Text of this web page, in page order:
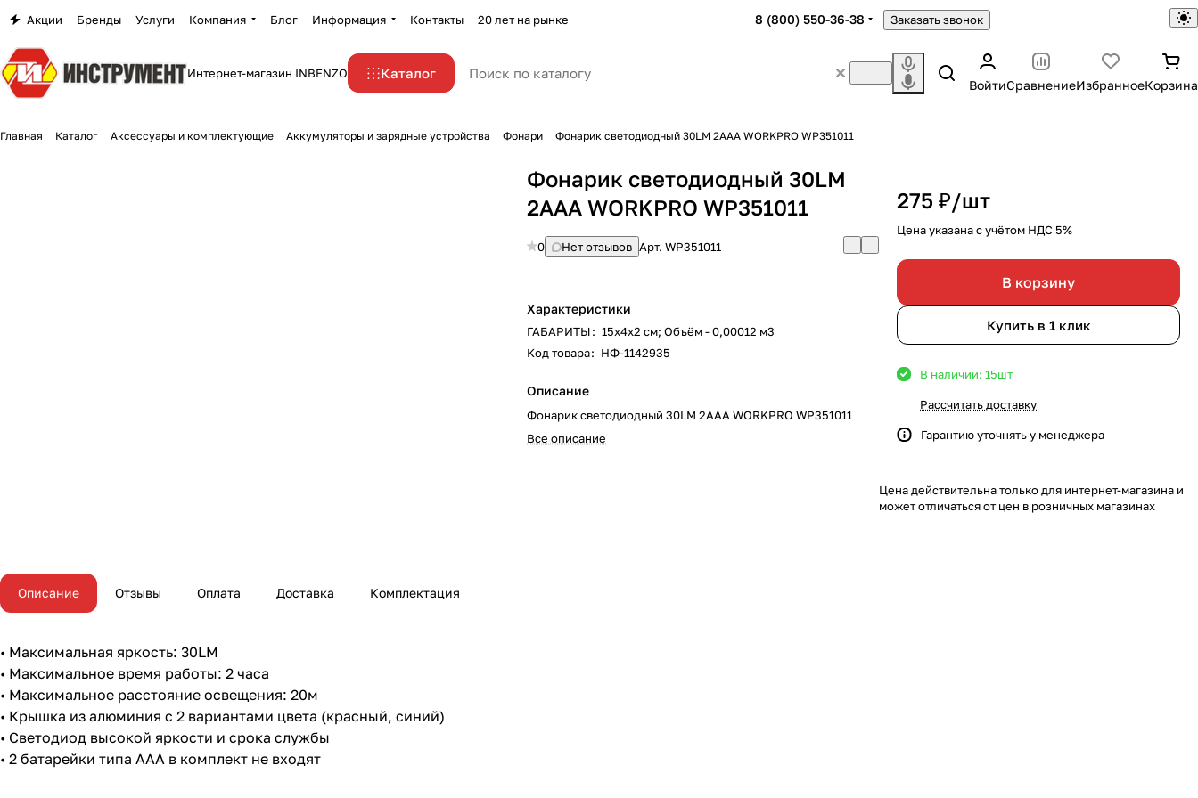
Акции Бренды Услуги Компания Блог Информация Контакты 20 лет на рынке 8 (800) 550-36-38 Заказать звонок
Интернет-магазин INBENZO Каталог
ВойтиСравнениеИзбранноеКорзина
Главная Каталог Аксессуары и комплектующие Аккумуляторы и зарядные устройства Фонари Фонарик светодиодный 30LM 2ААА WORKPRO WP351011
Фонарик светодиодный 30LM
2ААА WORKPRO WP351011
0 Нет отзывов Арт.WP351011
Характеристики
ГАБАРИТЫ: 15х4х2 см; Объём - 0,00012 м3
Код товара: НФ-1142935
Описание
Фонарик светодиодный 30LM 2ААА WORKPRO WP351011
Все описание
275 ₽/шт
Цена указана с учётом НДС 5%
В корзину
Купить в 1 клик
В наличии: 15шт
Рассчитать доставку
Гарантию уточнять у менеджера
Цена действительна только для интернет-магазина и
может отличаться от цен в розничных магазинах
Описание Отзывы Оплата Доставка Комплектация
• Максимальная яркость: 30LМ
• Максимальное время работы: 2 часа
• Максимальное расстояние освещения: 20м
• Крышка из алюминия с 2 вариантами цвета (красный, синий)
• Светодиод высокой яркости и срока службы
• 2 батарейки типа ААА в комплект не входят